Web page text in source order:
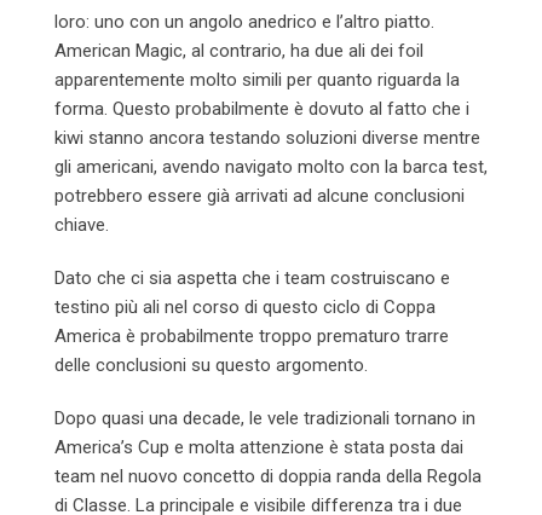
loro: uno con un angolo anedrico e l’altro piatto.
American Magic, al contrario, ha due ali dei foil
apparentemente molto simili per quanto riguarda la
forma. Questo probabilmente è dovuto al fatto che i
kiwi stanno ancora testando soluzioni diverse mentre
gli americani, avendo navigato molto con la barca test,
potrebbero essere già arrivati ad alcune conclusioni
chiave.
Dato che ci sia aspetta che i team costruiscano e
testino più ali nel corso di questo ciclo di Coppa
America è probabilmente troppo prematuro trarre
delle conclusioni su questo argomento.
Dopo quasi una decade, le vele tradizionali tornano in
America’s Cup e molta attenzione è stata posta dai
team nel nuovo concetto di doppia randa della Regola
di Classe. La principale e visibile differenza tra i due